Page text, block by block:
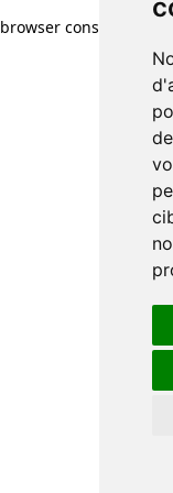
browser console for